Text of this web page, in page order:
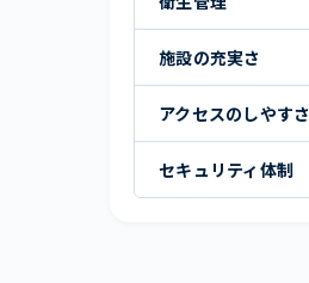
施設の充実さ
アクセスのしやすさ
セキュリティ体制